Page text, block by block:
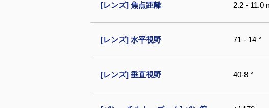
[レンズ] 焦点距離 2.2 - 11.0
[レンズ] 水平視野 71 - 14 °
[レンズ] 垂直視野 40-8 °